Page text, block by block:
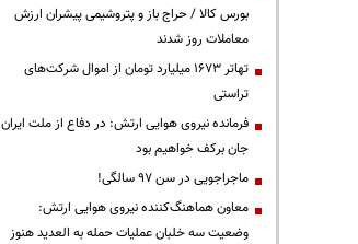
بورس کالا / حراج باز و پتروشیمی پیشران ارزش
معاملات روز شدند
تهاتر ۱۶۷۳ میلیارد تومان از اموال شرکت‌های
تراستی
فرمانده نیروی هوایی ارتش: در دفاع از ملت ایران
جان برکف خواهیم بود
ماجراجویی در سن ۹۷ سالگی!
معاون هماهنگ‌کننده نیروی هوایی ارتش:
وضعیت سه خلبان عملیات حمله به العدید هنوز